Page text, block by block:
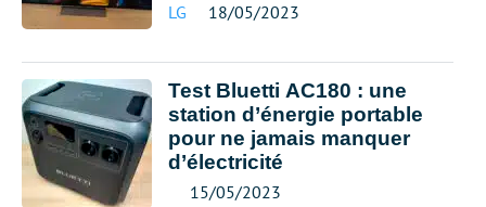
LG 18/05/2023
Test Bluetti AC180 : une
station d’énergie portable
pour ne jamais manquer
d’électricité
15/05/2023